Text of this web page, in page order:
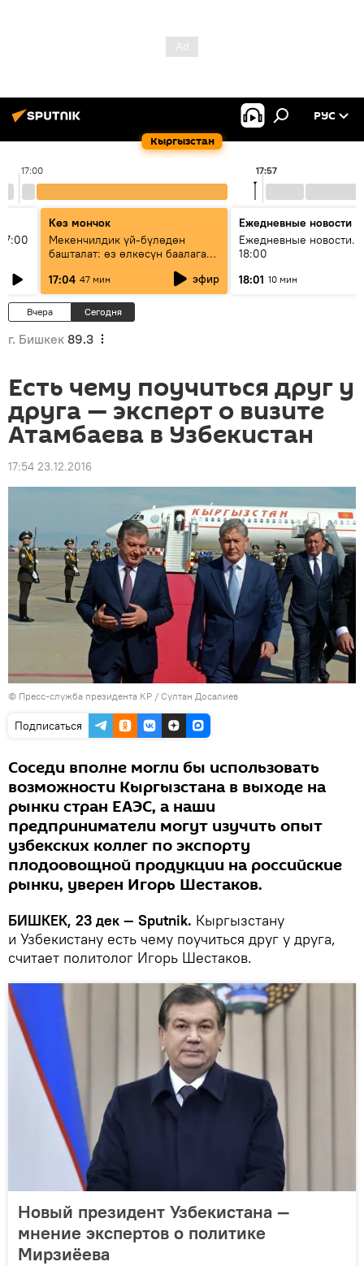
Кыргызстан
РУС
17:00 17:57
Көз мончок
Мекенчилдик үй-бүлөдөн
башталат: өз өлкөсүн баалаган
муунду кантип тарбиялоо
керек?
17:04 47 мин эфир
Ежедневные новости
Ежедневные новости.
18:00
18:01 10 мин
Вчера Сегодня
г. Бишкек 89.3
Есть чему поучиться друг у
друга — эксперт о визите
Атамбаева в Узбекистан
17:54 23.12.2016
© Пресс-служба президента КР / Султан Досалиев
Подписаться
Соседи вполне могли бы использовать
возможности Кыргызстана в выходе на
рынки стран ЕАЭС, а наши
предприниматели могут изучить опыт
узбекских коллег по экспорту
плодоовощной продукции на российские
рынки, уверен Игорь Шестаков.
БИШКЕК, 23 дек — Sputnik. Кыргызстану
и Узбекистану есть чему поучиться друг у друга,
считает политолог Игорь Шестаков.
Новый президент Узбекистана —
мнение экспертов о политике
Мирзиёева